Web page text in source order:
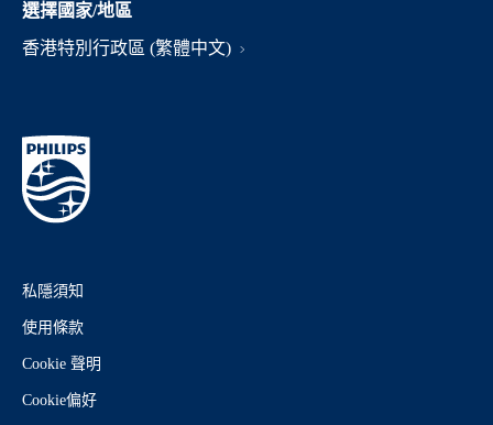
選擇國家/地區
香港特別行政區 (繁體中文)
私隱須知
使用條款
Cookie 聲明
Cookie偏好